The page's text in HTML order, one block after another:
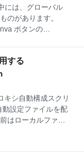
には、グローバル
のがあります。
ボタンの
変数を直接操作す
ュールはラッパー
いう仕組みです。
アクセスしつつ、
きないようにする
ローバル変数の宣
する
シ自動構成スクリ
設定ファイルを配
はローカルファイ